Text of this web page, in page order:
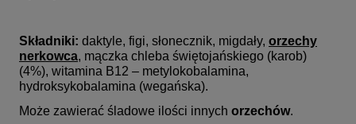
Składniki: daktyle, figi, słonecznik, migdały, orzechy
nerkowca, mączka chleba świętojańskiego (karob)
(4%), witamina B12 – metylokobalamina,
hydroksykobalamina (wegańska).
Może zawierać śladowe ilości innych orzechów.